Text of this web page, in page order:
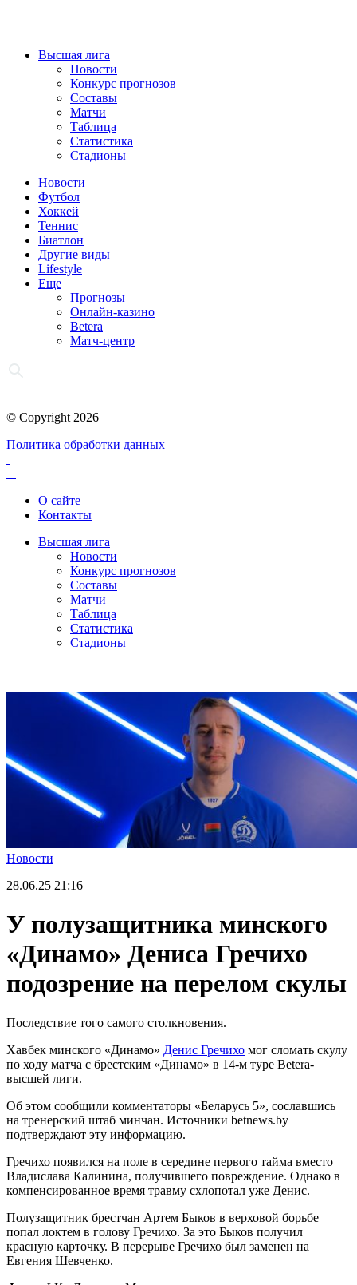
Высшая лига
Новости
Конкурс прогнозов
Составы
Матчи
Таблица
Статистика
Стадионы
Новости
Футбол
Хоккей
Теннис
Биатлон
Другие виды
Lifestyle
Еще
Прогнозы
Онлайн-казино
Betera
Матч-центр
© Copyright 2026
Политика обработки данных
О сайте
Контакты
Высшая лига
Новости
Конкурс прогнозов
Составы
Матчи
Таблица
Статистика
Стадионы
Новости
28.06.25 21:16
У полузащитника минского
«Динамо» Дениса Гречихо
подозрение на перелом скулы
Последствие того самого столкновения.
Хавбек минского «Динамо» Денис Гречихо мог сломать скулу
по ходу матча с брестским «Динамо» в 14-м туре Betera-
высшей лиги.
Об этом сообщили комментаторы «Беларусь 5», сославшись
на тренерский штаб минчан. Источники betnews.by
подтверждают эту информацию.
Гречихо появился на поле в середине первого тайма вместо
Владислава Калинина, получившего повреждение. Однако в
компенсированное время травму схлопотал уже Денис.
Полузащитник брестчан Артем Быков в верховой борьбе
попал локтем в голову Гречихо. За это Быков получил
красную карточку. В перерыве Гречихо был заменен на
Евгения Шевченко.